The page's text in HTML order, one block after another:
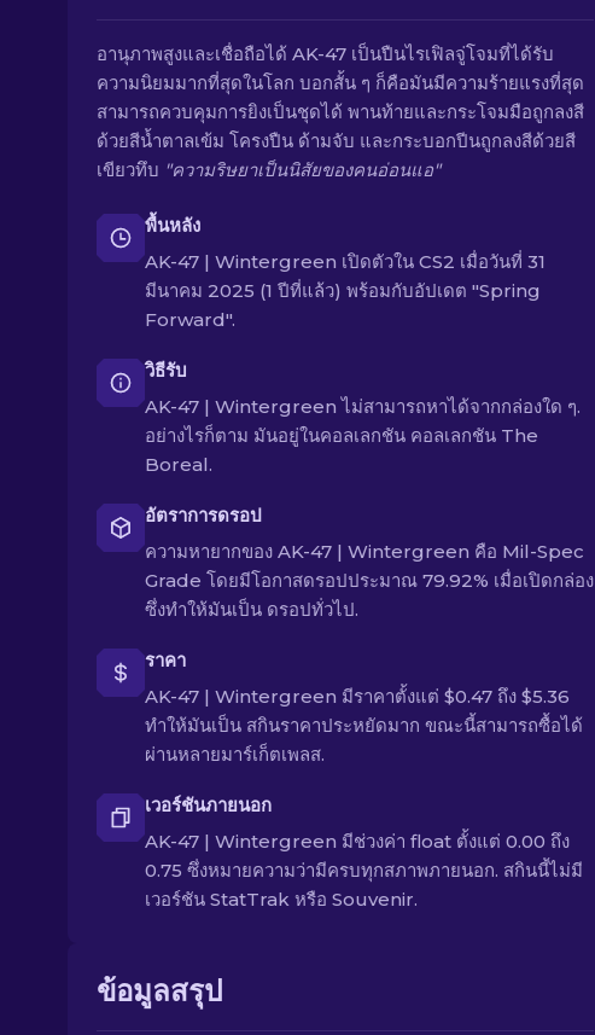
อานุภาพสูงและเชื่อถือได้ AK-47 เป็นปืนไรเฟิลจู่โจมที่ได้รับ
ความนิยมมากที่สุดในโลก บอกสั้น ๆ ก็คือมันมีความร้ายแรงที่สุด
สามารถควบคุมการยิงเป็นชุดได้ พานท้ายและกระโจมมือถูกลงสี
ด้วยสีน้ำตาลเข้ม โครงปืน ด้ามจับ และกระบอกปีนถูกลงสีด้วยสี
เขียวทึบ "ความริษยาเป็นนิสัยของคนอ่อนแอ"
พื้นหลัง
AK-47 | Wintergreen เปิดตัวใน CS2 เมื่อวันที่ 31
มีนาคม 2025 (1 ปีที่แล้ว) พร้อมกับอัปเดต "Spring
Forward".
วิธีรับ
AK-47 | Wintergreen ไม่สามารถหาได้จากกล่องใด ๆ.
อย่างไรก็ตาม มันอยู่ในคอลเลกชัน คอลเลกชัน The
Boreal.
อัตราการดรอป
ความหายากของ AK-47 | Wintergreen คือ Mil-Spec
Grade โดยมีโอกาสดรอปประมาณ 79.92% เมื่อเปิดกล่อง
ซึ่งทำให้มันเป็น ดรอปทั่วไป.
ราคา
AK-47 | Wintergreen มีราคาตั้งแต่ $0.47 ถึง $5.36
ทำให้มันเป็น สกินราคาประหยัดมาก ขณะนี้สามารถซื้อได้
ผ่านหลายมาร์เก็ตเพลส.
เวอร์ชันภายนอก
AK-47 | Wintergreen มีช่วงค่า float ตั้งแต่ 0.00 ถึง
0.75 ซึ่งหมายความว่ามีครบทุกสภาพภายนอก. สกินนี้ไม่มี
เวอร์ชัน StatTrak หรือ Souvenir.
ข้อมูลสรุป